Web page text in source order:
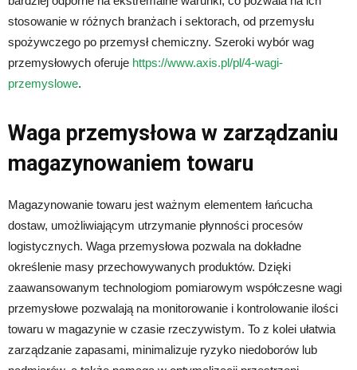
stosowanie w różnych branżach i sektorach, od przemysłu
spożywczego po przemysł chemiczny. Szeroki wybór wag
przemysłowych oferuje https://www.axis.pl/pl/4-wagi-
przemyslowe.
Waga przemysłowa w zarządzaniu
magazynowaniem towaru
Magazynowanie towaru jest ważnym elementem łańcucha
dostaw, umożliwiającym utrzymanie płynności procesów
logistycznych. Waga przemysłowa pozwala na dokładne
określenie masy przechowywanych produktów. Dzięki
zaawansowanym technologiom pomiarowym współczesne wagi
przemysłowe pozwalają na monitorowanie i kontrolowanie ilości
towaru w magazynie w czasie rzeczywistym. To z kolei ułatwia
zarządzanie zapasami, minimalizuje ryzyko niedoborów lub